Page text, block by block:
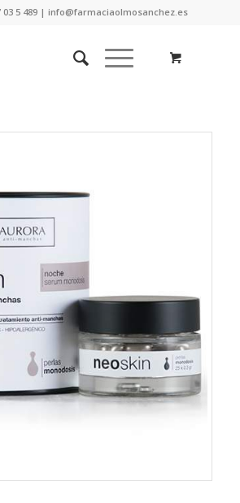
03 5 489 | info@farmaciaolmosanchez.es